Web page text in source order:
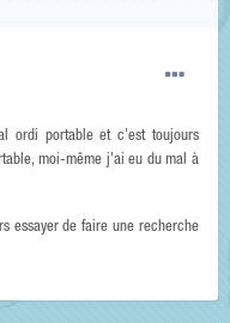
ordi portable et c'est toujours
moi-même j'ai eu du mal à
essayer de faire une recherche